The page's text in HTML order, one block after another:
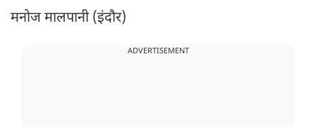
मनोज मालपानी (इंदौर)
ADVERTISEMENT